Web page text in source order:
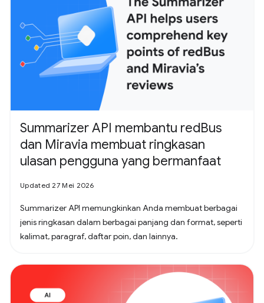
Summarizer API membantu redBus
dan Miravia membuat ringkasan
ulasan pengguna yang bermanfaat
Updated 27 Mei 2026
Summarizer API memungkinkan Anda membuat berbagai
jenis ringkasan dalam berbagai panjang dan format, seperti
kalimat, paragraf, daftar poin, dan lainnya.